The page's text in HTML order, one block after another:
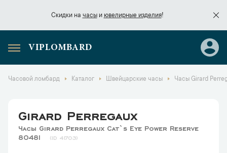
Скидки на часыи ювелирные изделия!
Скидки начасы
VIPLOMBARD
Часовой ломбард Каталог Швейцарские часы Часы Girard
Girard Perregaux
Часы Girard Perregaux Cat`s Eye Power Reserve
80481
41703